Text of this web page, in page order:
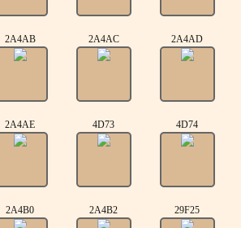
2A4AB 2A4AC 2A4AD
2A4AE 4D73 4D74
2A4B0 2A4B2 29F25